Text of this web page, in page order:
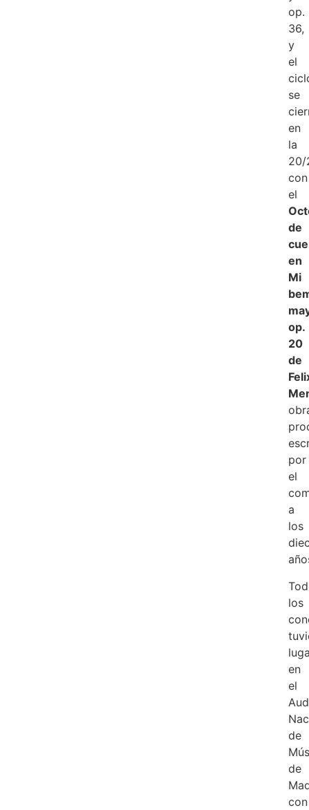
op.
36,
y
el
se
en
la
20/
con
el
de
en
Mi
op.
20
de
por
el
a
los
los
en
el
de
de
con